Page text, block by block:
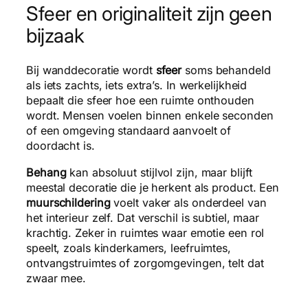
Sfeer en originaliteit zijn geen
bijzaak
Bij wanddecoratie wordt sfeersoms behandeld
als iets zachts, iets extra’s. In werkelijkheid
bepaalt die sfeer hoe een ruimte onthouden
wordt. Mensen voelen binnen enkele seconden
of een omgeving standaard aanvoelt of
doordacht is.
Behangkan absoluut stijlvol zijn, maar blijft
meestal decoratie die je herkent als product. Een
muurschilderingvoelt vaker als onderdeel van
het interieur zelf. Dat verschil is subtiel, maar
krachtig. Zeker in ruimtes waar emotie een rol
speelt, zoals kinderkamers, leefruimtes,
ontvangstruimtes of zorgomgevingen, telt dat
zwaar mee.